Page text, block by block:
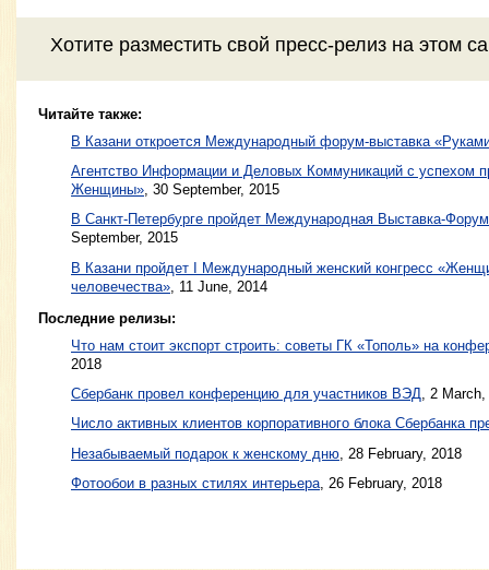
Хотите разместить свой пресс-релиз на этом
Читайте также:
В Казани откроется Международный форум-выставка
Агентство Информации и Деловых Коммуникаций с успехом
Женщины», 30 September, 2015
В Санкт-Петербурге пройдет Международная Выставка-
September, 2015
В Казани пройдет I Международный женский конгресс
человечества» 11 June, 2014
Последние релизы:
Что нам стоит экспорт строить: советы ГК «Тополь» на
2018
Сбербанк провел конференцию для участников ВЭД, 2 March,
Число активных клиентов корпоративного блока Сбербанка
Незабываемый подарок к женскому дню , 28 February, 2018
Фотообои в разных стилях интерьера , 26 February, 2018